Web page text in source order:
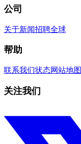
公司
关于新闻招聘全球
帮助
联系我们状态网站地图
关注我们